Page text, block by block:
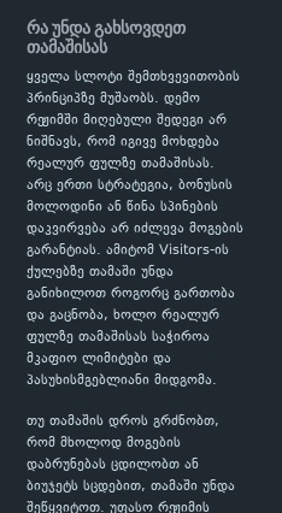
რა უნდა გახსოვდეთ
თამაშისას
ყველა სლოტი შემთხვევითობის
პრინციპზე მუშაობს. დემო
რეჟიმში მიღებული შედეგი არ
ნიშნავს, რომ იგივე მოხდება
რეალურ ფულზე თამაშისას.
არც ერთი სტრატეგია, ბონუსის
მოლოდინი ან წინა სპინების
დაკვირვება არ იძლევა მოგების
გარანტიას. ამიტომ Visitors-ის
ქულებზე თამაში უნდა
განიხილოთ როგორც გართობა
და გაცნობა, ხოლო რეალურ
ფულზე თამაშისას საჭიროა
მკაფიო ლიმიტები და
პასუხისმგებლიანი მიდგომა.
თუ თამაშის დროს გრძნობთ,
რომ მხოლოდ მოგების
დაბრუნებას ცდილობთ ან
ბიუჯეტს სცდებით, თამაში უნდა
შეწყვიტოთ. უფასო რეჟიმის